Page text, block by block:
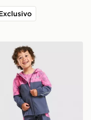
Children
Armour Vanish